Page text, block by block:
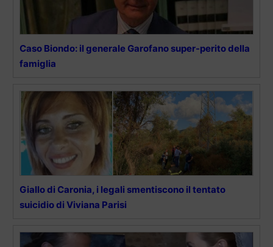
Caso Biondo: il generale Garofano super-perito della
famiglia
Giallo di Caronia, i legali smentiscono il tentato
suicidio di Viviana Parisi